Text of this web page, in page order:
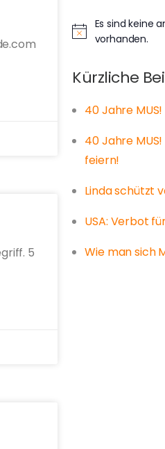
5
Hinweis
Es sind keine
vorhanden.
Kürzliche
40 Jahre
40 Jahre
feiern!
Linda schützt
USA: Verbot
Wie man sich